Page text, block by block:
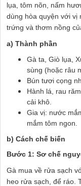
lụa, tôm nõn, nấm
dùng hòa quyện với vị
trứng và thơm nồng
a) Thành phần
Gà ta, Giò lụa,
sùng (hoặc râu
Bún tươi cọng
Hành lá, rau
cải khô.
Gia vị: nước
mắm tôm ngon.
b) Cách chế biến
Bước 1: Sơ chế
Gà mua về rửa sạch
heo rửa sạch, để ráo.